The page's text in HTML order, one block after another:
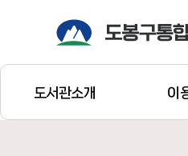
도서관소개 이